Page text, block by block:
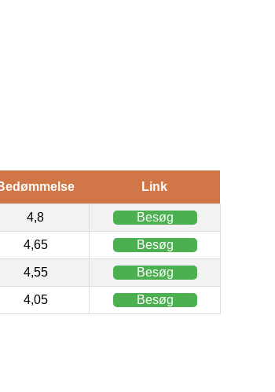
Link
4,8 Besøg
4,65 Besøg
4,55 Besøg
4,05 Besøg